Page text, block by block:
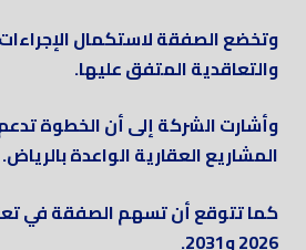
وتخضع الصفقة لاستكمال
والتعاقدية المتفق عليها.
وأشارت الشركة إلى أن الخطوة
المشاريع العقارية الواعدة بالرياض.
كما تتوقع أن تسهم الصفقة في
2026 و2031.